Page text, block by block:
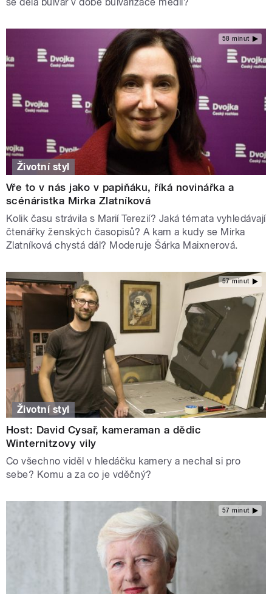
58 minut
Životní styl
Vře to v nás jako v papiňáku, říká novinářka a
scénáristka Mirka Zlatníková
Kolik času strávila s Marií Terezií? Jaká témata vyhledávají
čtenářky ženských časopisů? A kam a kudy se Mirka
Zlatníková chystá dál? Moderuje Šárka Maixnerová.
57 minut
Životní styl
Host: David Cysař, kameraman a dědic
Winternitzovy vily
Co všechno viděl v hledáčku kamery a nechal si pro
sebe? Komu a za co je vděčný?
57 minut